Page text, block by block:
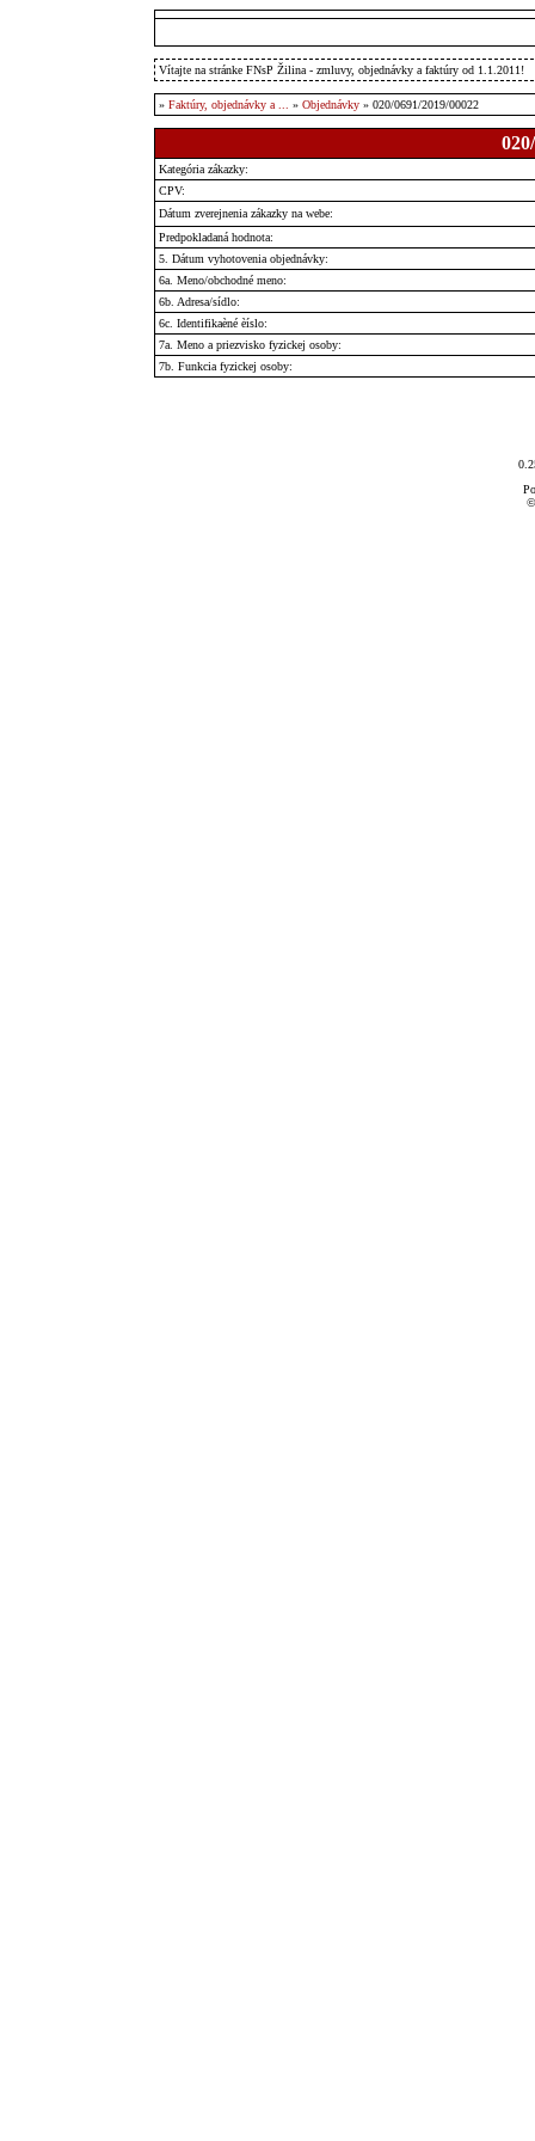
Vítajte na stránke FNsP Žilina - zmluvy, objednávky a faktúry od 1.1.2011!
» Faktúry, objednávky a ... » Objednávky» 020/0691/2019/00022
Kategória zákazky:
CPV:
Dátum zverejnenia zákazky na webe:
Predpokladaná hodnota:
5. Dátum vyhotovenia objednávky:
6a. Meno/obchodné meno:
6b. Adresa/sídlo:
6c. Identifikaèné èíslo:
7a. Meno a priezvisko fyzickej osoby:
7b. Funkcia fyzickej osoby: